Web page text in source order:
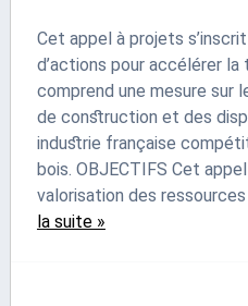
Cet appel à projets
d’actions pour accélérer
comprend une mesure sur
de construction et des
industrie française
bois. OBJECTIFS Cet
valorisation des
la suite »